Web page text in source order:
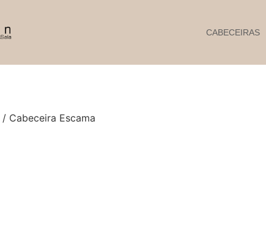
CABECEIRAS
/ Cabeceira Escama